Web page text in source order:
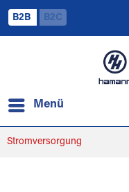
B2B B2C
Menü
Stromversorgung